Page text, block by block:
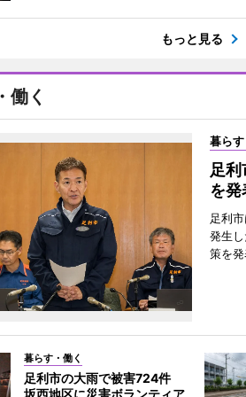
もっと見る
働く
暮らす
足
を
足利
発生
策を発
暮らす・働く
足利市の大雨で被害724件
坂西地区に災害ボランティア